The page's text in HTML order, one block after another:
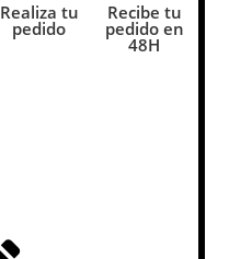
Realiza tu
pedido
Recibe tu
pedido en
48H